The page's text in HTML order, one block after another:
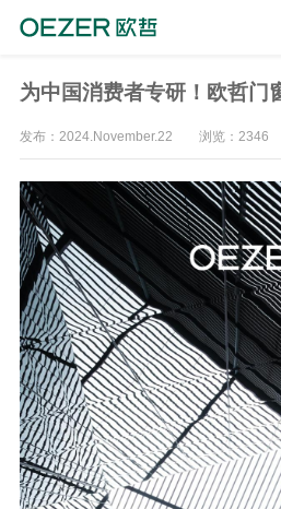
首页
产品
品牌
案例
为中国消费者专研！欧哲门
发布：2024.November.22 浏览：2346